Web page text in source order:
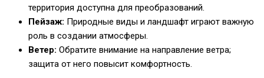
территория доступна для преобразований.
Пейзаж: Природные виды и ландшафт играют важную
роль в создании атмосферы.
Ветер: Обратите внимание на направление ветра;
защита от него повысит комфортность.